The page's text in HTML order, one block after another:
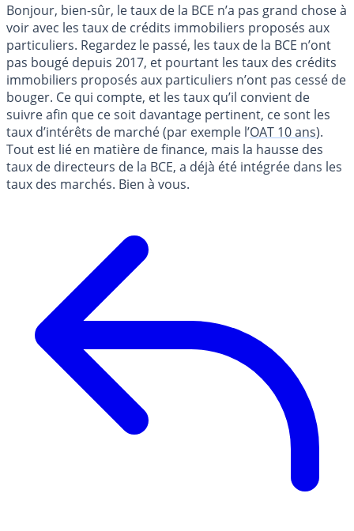
Bonjour, bien-sûr, le taux de la BCE n’a pas grand chose à
voir avec les taux de crédits immobiliers proposés aux
particuliers. Regardez le passé, les taux de la BCE n’ont
pas bougé depuis 2017, et pourtant les taux des crédits
immobiliers proposés aux particuliers n’ont pas cessé de
bouger. Ce qui compte, et les taux qu’il convient de
suivre afin que ce soit davantage pertinent, ce sont les
taux d’intérêts de marché (par exemple l’OAT 10 ans).
Tout est lié en matière de finance, mais la hausse des
taux de directeurs de la BCE, a déjà été intégrée dans les
taux des marchés. Bien à vous.